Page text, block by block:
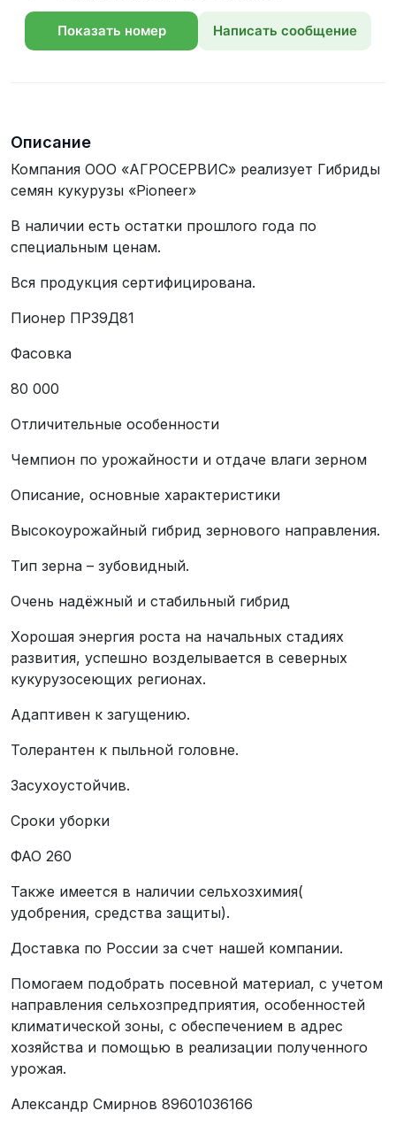
Показать номер Написать сообщение
Описание
Компания ООО «АГРОСЕРВИС» реализует Гибриды
семян кукурузы «Pioneer»
В наличии есть остатки прошлого года по
специальным ценам.
Вся продукция сертифицирована.
Пионер ПР39Д81
Фасовка
80 000
Отличительные особенности
Чемпион по урожайности и отдаче влаги зерном
Описание, основные характеристики
Высокоурожайный гибрид зернового направления.
Тип зерна – зубовидный.
Очень надёжный и стабильный гибрид
Хорошая энергия роста на начальных стадиях
развития, успешно возделывается в северных
кукурузосеющих регионах.
Адаптивен к загущению.
Толерантен к пыльной головне.
Засухоустойчив.
Сроки уборки
ФАО 260
Также имеется в наличии сельхозхимия(
удобрения, средства защиты).
Доставка по России за счет нашей компании.
Помогаем подобрать посевной материал, с учетом
направления сельхозпредприятия, особенностей
климатической зоны, с обеспечением в адрес
хозяйства и помощью в реализации полученного
урожая.
Александр Смирнов 89601036166